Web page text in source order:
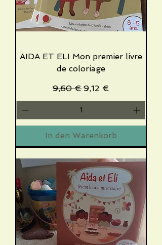
AIDA ET ELI Mon premier livre
de coloriage
Standardpreis
9,60 € Sale-Preis
9,12 €
In den Warenkorb